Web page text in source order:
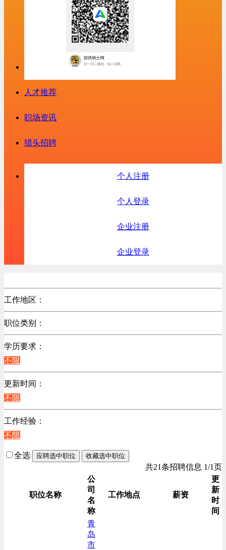
人才推荐
职场资讯
猎头招聘
个人注册
个人登录
企业注册
企业登录
工作地区：
不限
职位类别：
不限
学历要求：
不限
更新时间：
不限
工作经验：
不限
全选 应聘选中职位 收藏选中职位
共21条招聘信息 1/1页
职位名称
公
司
名
称
工作地点 薪资
更
新
时
间
青
岛
市